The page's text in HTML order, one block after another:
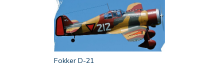
Fokker D-21